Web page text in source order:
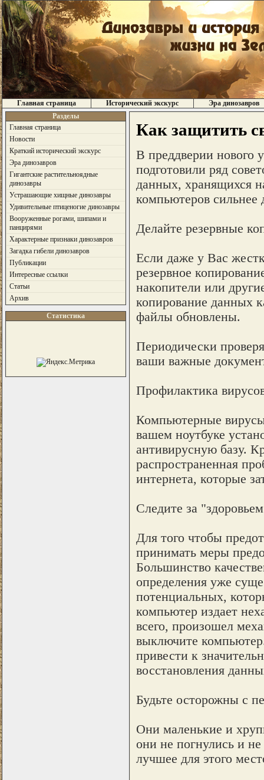
Главная страница Исторический экскурс
Эра динозавров
Разделы
Главная страница
Новости
Краткий исторический экскурс
Эра динозавров
Гигантские растительноядные
динозавры
Устрашающие хищные динозавры
Удивительные птиценогие динозавры
Вооруженные рогами, шипами и
панцирями
Характерные признаки динозавров
Загадка гибели динозавров
Публикации
Интересные ссылки
Статьи
Архив
Статистика
Как защитить
В преддверии нового
подготовили ряд
данных, хранящихся
компьютеров
Делайте резервные
Если даже у Вас
резервное
накопители или
копирование данных
файлы обновлены.
Периодически
ваши важные
Профилактика
Компьютерные
вашем ноутбуке
антивирусную базу.
распространенная
интернета, которые
Следите за
Для того чтобы
принимать меры
Большинство
определения уже
потенциальных,
компьютер издает
всего, произошел
выключите
привести к
восстановления
Будьте осторожны с
Они маленькие и
они не погнулись и
лучшее для этого